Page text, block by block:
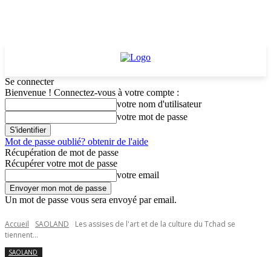
Se connecter
Bienvenue ! Connectez-vous à votre compte :
votre nom d'utilisateur
votre mot de passe
Mot de passe oublié? obtenir de l'aide
Récupération de mot de passe
Récupérer votre mot de passe
votre email
Un mot de passe vous sera envoyé par email.
Accueil SAOLAND
Les assises de l'art et de la culture du Tchad se
tiennent...
SAOLAND